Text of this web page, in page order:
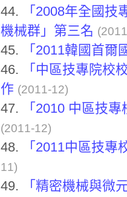
44.
「2008年全國
機械群」第三名
45.
「2011韓國首
46.
「中區技專院校
作 (2011-12)
47. 「2010 中區技
(2011-12)
48. 「2011中區技
11)
49.
「精密機械與微